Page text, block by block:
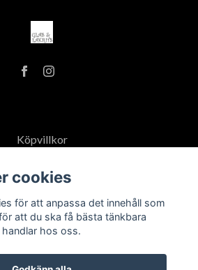
Köpvillkor
cookies
för att anpassa det innehåll som
att du ska få bästa tänkbara
hos oss.